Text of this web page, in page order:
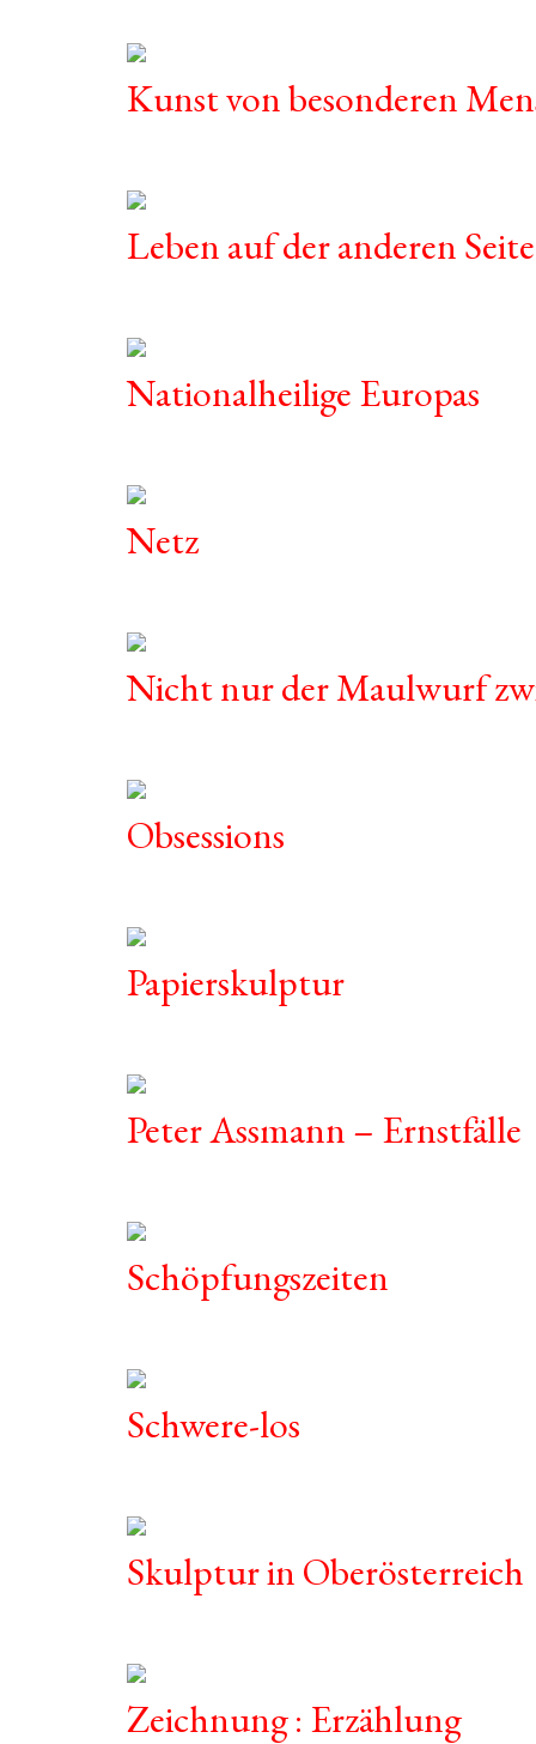
Kunst von besonderen
Leben auf der anderen Seite
Nationalheilige Europas
Netz
Nicht nur der Maulwurf
Obsessions
Papierskulptur
Peter Assmann – Ernstfälle
Schöpfungszeiten
Schwere-los
Skulptur in Oberösterreich
Zeichnung : Erzählung